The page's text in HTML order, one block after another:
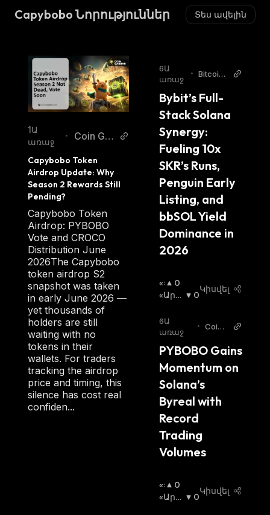
Capybobo Նորություններ Տես ավելին
1Ա
առաջ
•
Coin Ga
Capybobo Token
Airdrop Update: Why
Season 2 Rewards Still
Pending?
Capybobo Token
Airdrop: PYBOBO
Vote and CROCO
Distribution June
2026The Capybobo
token airdrop S2
snapshot was taken
in early June 2026 —
yet thousands of
holders are still
waiting with no
tokens in their
wallets. For traders
tracking the airdrop
price and timing, this
silence has cost real
confiden...
6Ա
առաջ
• Bitcoin
Bybit’s Full-
Stack Solana
Synergy:
Fueling 10x
SKR’s Runs,
Penguin Early
Listing, and
bbSOL Yield
Dominance in
2026
«Ց
Լ
Շ
Ո
Կ
Ա
:
0
«Արջ
Ւկա
0
Կիսվել
6Ա
առաջ
•
CoinC
PYBOBO Gains
Momentum on
Solana’s
Byreal with
Record
Trading
Volumes
«Ց
Լ
0
«Արջ
0
Կիսվել